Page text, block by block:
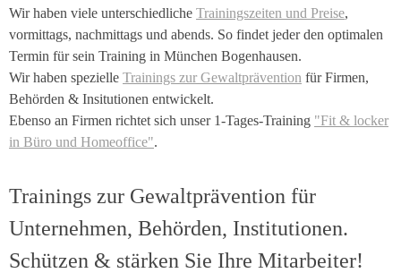
Wir haben viele unterschiedliche Trainingszeiten und Preise,
vormittags, nachmittags und abends. So findet jeder den optimalen
Termin für sein Training in München Bogenhausen.
Wir haben spezielle Trainings zur Gewaltprävention für Firmen,
Behörden & Insitutionen entwickelt.
Ebenso an Firmen richtet sich unser 1-Tages-Training "Fit & locker
in Büro und Homeoffice".
Trainings zur Gewaltprävention für
Unternehmen, Behörden, Institutionen.
Schützen & stärken Sie Ihre Mitarbeiter!